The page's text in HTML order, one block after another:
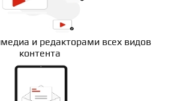
и редакторами всех видов
контента